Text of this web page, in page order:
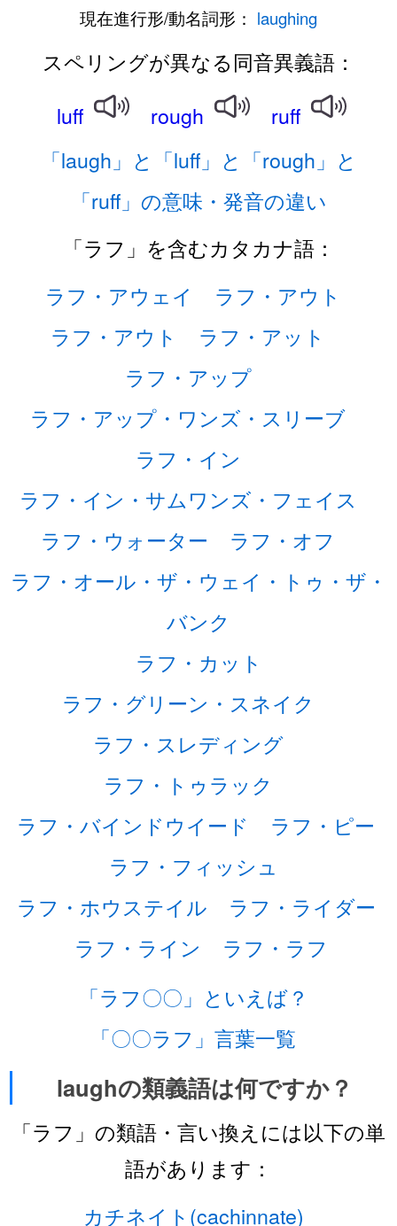
現在進行形/動名詞形： laughing
スペリングが異なる同音異義語：
luff
rough
ruff
「laugh」と「luff」と「rough」と
「ruff」の意味・発音の違い
「ラフ」を含むカタカナ語：
ラフ・アウェイ
ラフ・アウト
ラフ・アウト
ラフ・アット
ラフ・アップ
ラフ・アップ・ワンズ・スリーブ
ラフ・イン
ラフ・イン・サムワンズ・フェイス
ラフ・ウォーター
ラフ・オフ
ラフ・オール・ザ・ウェイ・トゥ・ザ・
バンク
ラフ・カット
ラフ・グリーン・スネイク
ラフ・スレディング
ラフ・トゥラック
ラフ・バインドウイード
ラフ・ピー
ラフ・フィッシュ
ラフ・ホウステイル
ラフ・ライダー
ラフ・ライン
ラフ・ラフ
「ラフ〇〇」といえば？
「〇〇ラフ」言葉一覧
laughの類義語は何ですか？
「ラフ」の類語・言い換えには以下の単
語があります：
カチネイト(cachinnate)